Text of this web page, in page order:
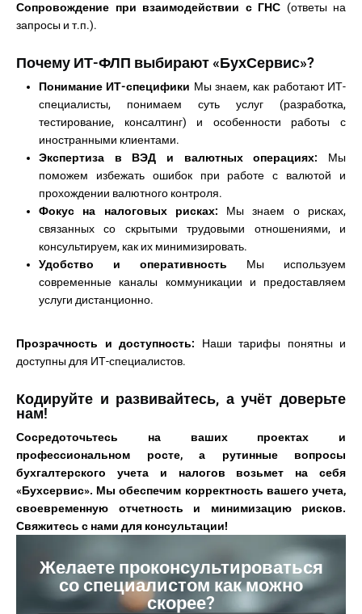
Сопровождение при взаимодействии с ГНС (ответы на
запросы и т.п.).
Почему ИТ-ФЛП выбирают «БухСервис»?
Понимание ИТ-специфики Мы знаем, как работают ИТ-
специалисты, понимаем суть услуг (разработка,
тестирование, консалтинг) и особенности работы с
иностранными клиентами.
Экспертиза в ВЭД и валютных операциях: Мы
поможем избежать ошибок при работе с валютой и
прохождении валютного контроля.
Фокус на налоговых рисках: Мы знаем о рисках,
связанных со скрытыми трудовыми отношениями, и
консультируем, как их минимизировать.
Удобство и оперативность Мы используем
современные каналы коммуникации и предоставляем
услуги дистанционно.
Прозрачность и доступность: Наши тарифы понятны и
доступны для ИТ-специалистов.
Кодируйте и развивайтесь, а учёт доверьте
нам!
Сосредоточьтесь на ваших проектах и
профессиональном росте, а рутинные вопросы
бухгалтерского учета и налогов возьмет на себя
«Бухсервис». Мы обеспечим корректность вашего учета,
своевременную отчетность и минимизацию рисков.
Свяжитесь с нами для консультации!
Желаете проконсультироваться
со специалистом как можно
скорее?